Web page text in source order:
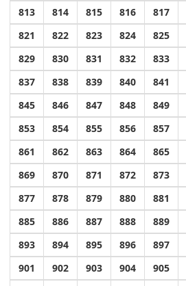
813
814 815 816 817
821
822 823 824 825
829
830 831 832 833
837
838 839 840 841
845
846 847 848 849
853
854 855 856 857
861
862 863 864 865
869
870 871 872 873
877
878 879 880 881
885
886 887 888 889
893
894 895 896 897
901
902 903 904 905